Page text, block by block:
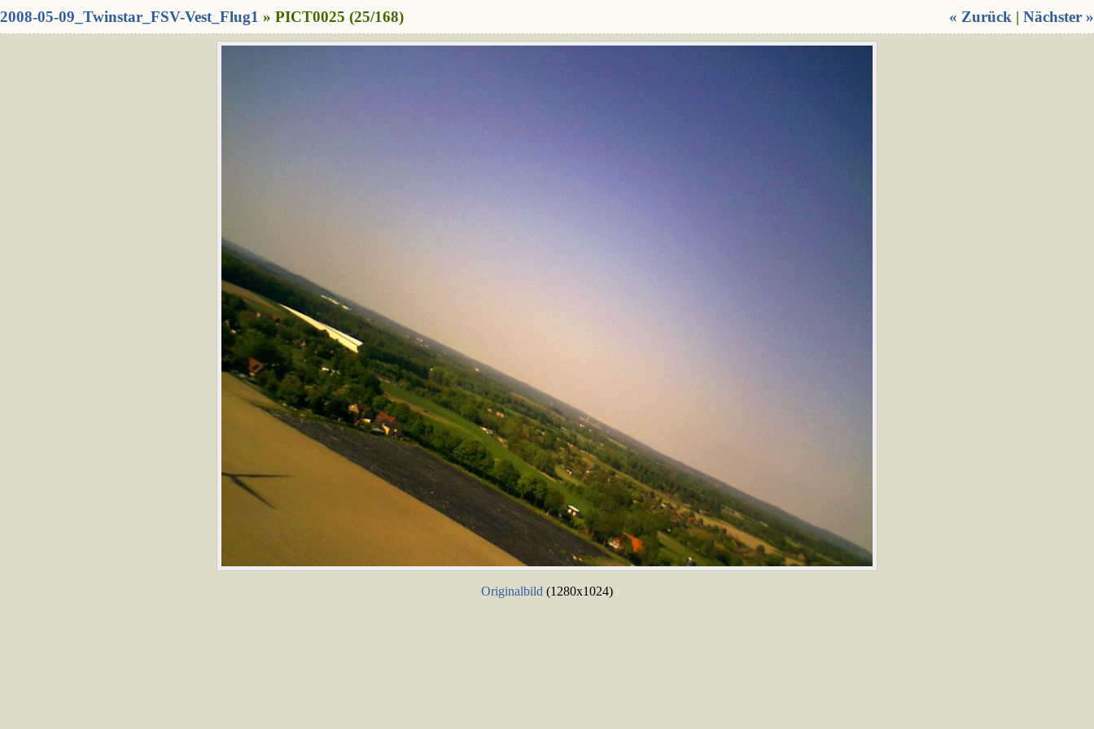
« Zurück | Nächster »
2008-05-09_Twinstar_FSV-Vest_Flug1 » PICT0025 (25/168)
Originalbild (1280x1024)